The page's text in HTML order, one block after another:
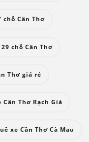
chỗ Cần Thơ
chỗ Cần Thơ
Thơ giá rẻ
Cần Thơ Rạch Giá
xe Cần Thơ Cà Mau